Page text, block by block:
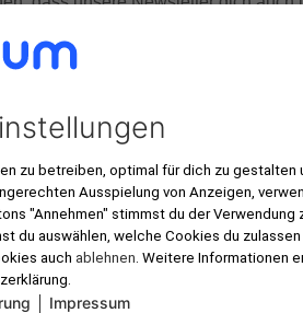
hinzu. Eine Abmeldung ist
und noch mehr
von folgenden Vorteilen:
bis zu 1 GB
Diashow-Funktion)
auf anderen Internetseiten